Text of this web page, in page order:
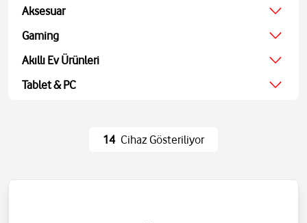
Ekran Koruyucu
Apple
Xiaomi
JBL
Aksesuar
Kulaklıklar
Akıllı Saatler
Powerbank ve Şarj
Gaming
Oyun Konsolu
Oyuncu Kulaklıkları
Akıllı Ev Ürünleri
TV
Tablet & PC
14 Cihaz Gösteriliyor